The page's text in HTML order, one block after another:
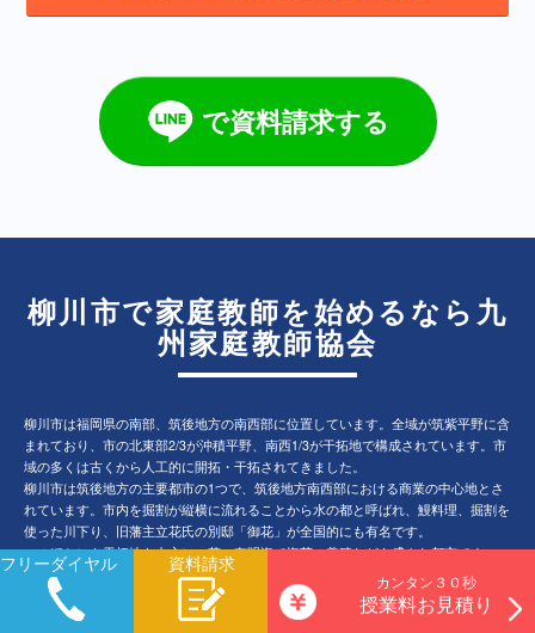
で資料請求する
柳川市で家庭教師を始めるなら九
州家庭教師協会
柳川市は福岡県の南部、筑後地方の南西部に位置しています。全域が筑紫平野に含
まれており、市の北東部2/3が沖積平野、南西1/3が干拓地で構成されています。市
域の多くは古くから人工的に開拓・干拓されてきました。
柳川市は筑後地方の主要都市の1つで、筑後地方南西部における商業の中心地とさ
れています。市内を掘割が縦横に流れることから水の都と呼ばれ、鰻料理、掘割を
使った川下り、旧藩主立花氏の別邸「御花」が全国的にも有名です。
このほかにも干拓地を中心にい草、有明海で海苔の養殖なども盛んな都市です。
市域の中心部に旧柳河藩の城下町と西鉄柳川駅周辺からなる現在の市街地が形成さ
れており、市街地を取り囲むように住宅地及び農地が広がっています。市内を西鉄
天神大牟田線が南北に貫いており、福岡市、久留米市への通勤路線となっていま
フリーダイヤル 資料請求
カンタン３０秒
授業料お見積り